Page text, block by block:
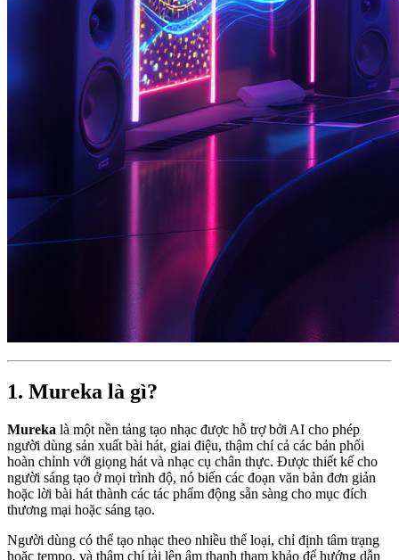
1. Mureka là gì?
Mureka là một nền tảng tạo nhạc được hỗ trợ bởi AI cho phép
người dùng sản xuất bài hát, giai điệu, thậm chí cả các bản phối
hoàn chỉnh với giọng hát và nhạc cụ chân thực. Được thiết kế cho
người sáng tạo ở mọi trình độ, nó biến các đoạn văn bản đơn giản
hoặc lời bài hát thành các tác phẩm động sẵn sàng cho mục đích
thương mại hoặc sáng tạo.
Người dùng có thể tạo nhạc theo nhiều thể loại, chỉ định tâm trạng
hoặc tempo, và thậm chí tải lên âm thanh tham khảo để hướng dẫn